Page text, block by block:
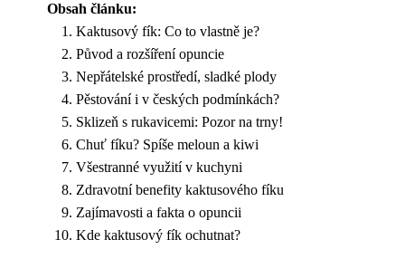
Obsah článku:
Kaktusový fík: Co to vlastně je?
Původ a rozšíření opuncie
Nepřátelské prostředí, sladké plody
Pěstování i v českých podmínkách?
Sklizeň s rukavicemi: Pozor na trny!
Chuť fíku? Spíše meloun a kiwi
Všestranné využití v kuchyni
Zdravotní benefity kaktusového fíku
Zajímavosti a fakta o opuncii
Kde kaktusový fík ochutnat?